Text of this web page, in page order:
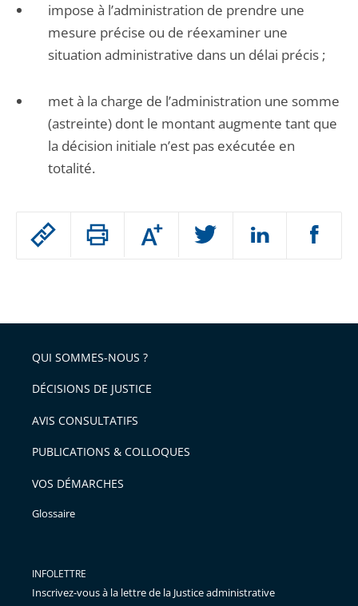
Passer
arriver
après
Augmenter
ou
l'article
pour
avant
impose à l’administration de prendre une
mesure précise ou de réexaminer une
situation administrative dans un délai précis ;
met à la charge de l’administration une somme
(astreinte) dont le montant augmente tant que
la décision initiale n’est pas exécutée en
totalité.
QUI SOMMES-NOUS ?
DÉCISIONS DE JUSTICE
AVIS CONSULTATIFS
PUBLICATIONS & COLLOQUES
VOS DÉMARCHES
Glossaire
INFOLETTRE
Inscrivez-vous à la lettre de la Justice administrative